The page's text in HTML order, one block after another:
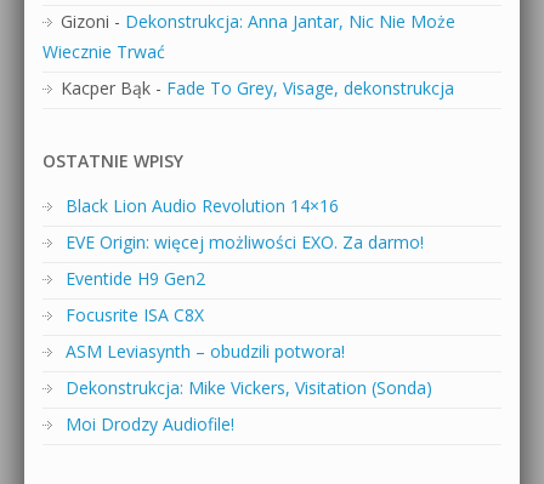
Gizoni - Dekonstrukcja: Anna Jantar, Nic Nie Może
Wiecznie Trwać
Kacper Bąk - Fade To Grey, Visage, dekonstrukcja
OSTATNIE WPISY
Black Lion Audio Revolution 14×16
EVE Origin: więcej możliwości EXO. Za darmo!
Eventide H9 Gen2
Focusrite ISA C8X
ASM Leviasynth – obudzili potwora!
Dekonstrukcja: Mike Vickers, Visitation (Sonda)
Moi Drodzy Audiofile!